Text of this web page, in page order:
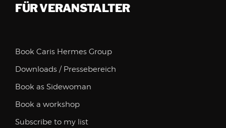
FÜR VERANSTALTER
Book Caris Hermes Group
Downloads / Pressebereich
Book as Sidewoman
Book a workshop
Subscribe to my list